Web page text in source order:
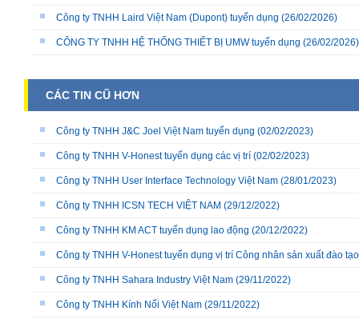
Công ty TNHH Laird Việt Nam (Dupont) tuyển dụng (26/02/2026)
CÔNG TY TNHH HỆ THỐNG THIẾT BỊ UMW tuyển dụng (26/02/2026)
CÁC TIN CŨ HƠN
Công ty TNHH J&C Joel Việt Nam tuyển dụng (02/02/2023)
Công ty TNHH V-Honest tuyển dụng các vị trí (02/02/2023)
Công ty TNHH User Interface Technology Việt Nam (28/01/2023)
Công ty TNHH ICSN TECH VIỆT NAM (29/12/2022)
Công ty TNHH KM ACT tuyển dụng lao động (20/12/2022)
Công ty TNHH V-Honest tuyển dụng vị trí Công nhân sản xuất đào
Công ty TNHH Sahara Industry Việt Nam (29/11/2022)
Công ty TNHH Kính Nổi Việt Nam (29/11/2022)